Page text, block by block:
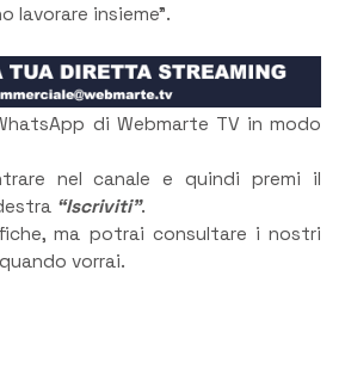
lavorare insieme”.
di Webmarte TV in modo
nel canale e quindi premi il
“Iscriviti”.
ma potrai consultare i nostri
vorrai.